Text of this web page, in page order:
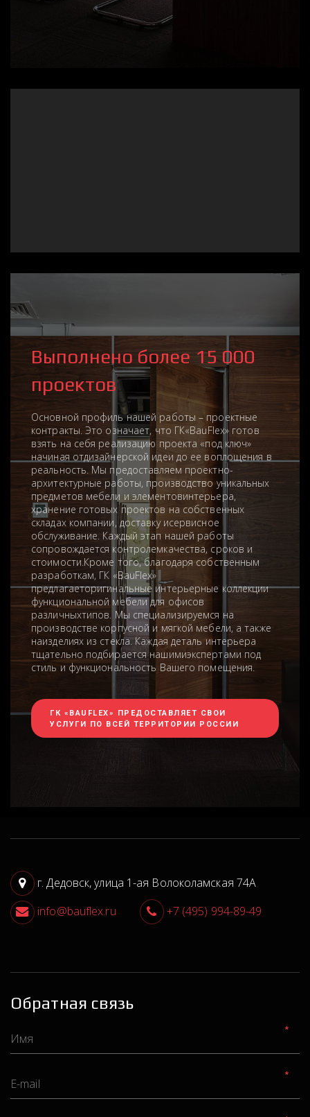
Выполнено более 15 000
проектов
Основной профиль нашей работы – проектные
контракты. Это означает, что ГК«BauFlex» готов
взять на себя реализацию проекта «под ключ»
начиная отдизайнерской идеи до ее воплощения в
реальность. Мы предоставляем проектно-
архитектурные работы, производство уникальных
предметов мебели и элементовинтерьера,
хранение готовых проектов на собственных
складах компании, доставку исервисное
обслуживание. Каждый этап нашей работы
сопровождается контролемкачества, сроков и
стоимости.Кроме того, благодаря собственным
разработкам, ГК «BauFlex»
предлагаеторигинальные интерьерные коллекции
функциональной мебели для офисов
различныхтипов. Мы специализируемся на
производстве корпусной и мягкой мебели, а также
наизделиях из стекла. Каждая деталь интерьера
тщательно подбирается нашимиэкспертами под
стиль и функциональность Вашего помещения.
ГК «BAUFLEX» ПРЕДОСТАВЛЯЕТ СВОИ
УСЛУГИ ПО ВСЕЙ ТЕРРИТОРИИ РОССИИ
г. Дедовск,улица 1-ая Волоколамская 74А
info@bauflex.ru
+7 (495) 994-89-49
Обратная связь
*
*